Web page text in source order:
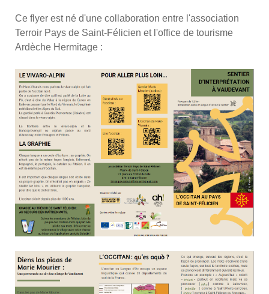
Ce flyer est né d'une collaboration entre l'association
Terroir Pays de Saint-Félicien et l'office de tourisme
Ardèche Hermitage :